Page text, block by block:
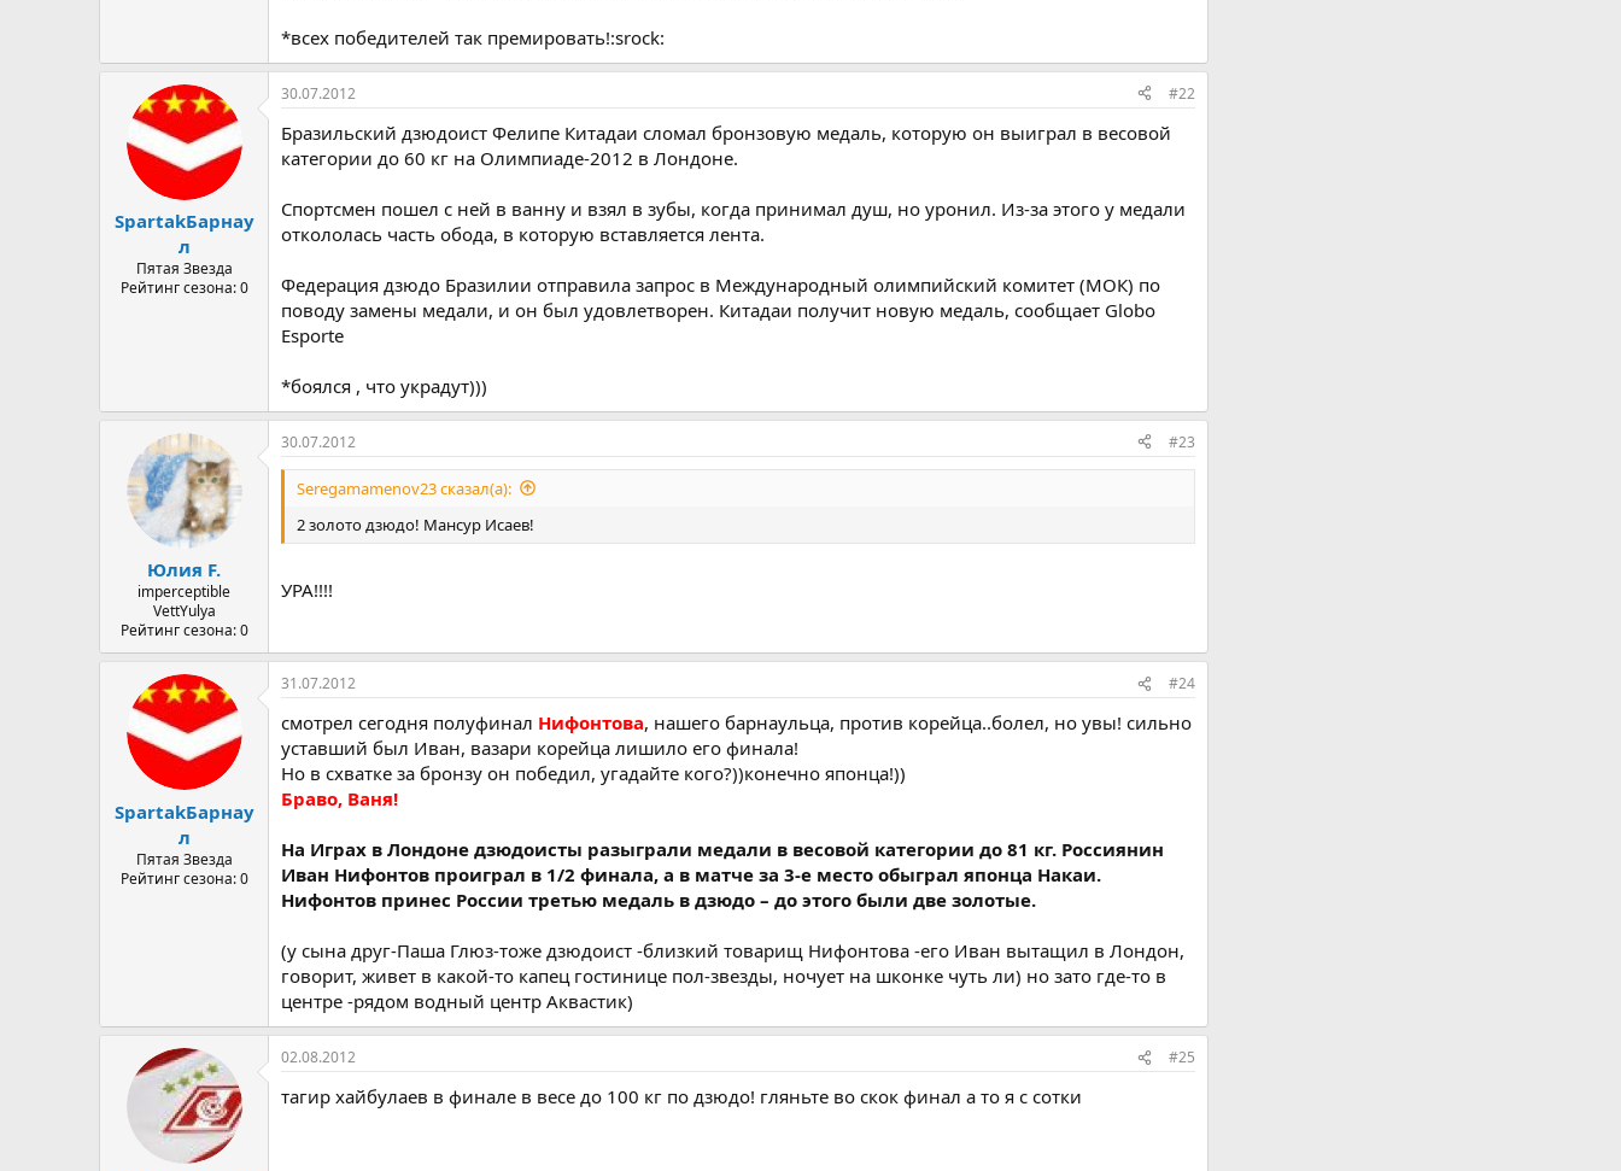
*всех победителей так премировать!:srock:
SpartakБарнау
л
Пятая Звезда
Рейтинг сезона: 0
30.07.2012 #22
Бразильский дзюдоист Фелипе Китадаи сломал бронзовую медаль, которую он выиграл в весовой
категории до 60 кг на Олимпиаде-2012 в Лондоне.
Спортсмен пошел с ней в ванну и взял в зубы, когда принимал душ, но уронил. Из-за этого у медали
откололась часть обода, в которую вставляется лента.
Федерация дзюдо Бразилии отправила запрос в Международный олимпийский комитет (МОК) по
поводу замены медали, и он был удовлетворен. Китадаи получит новую медаль, сообщает Globo
Esporte
*боялся , что украдут)))
Юлия F.
imperceptible
VettYulya
Рейтинг сезона: 0
30.07.2012 #23
Seregamamenov23 сказал(а):
2 золото дзюдо! Мaнсур Исaeв!
УРА!!!!
SpartakБарнау
л
Пятая Звезда
Рейтинг сезона: 0
31.07.2012 #24
смотрел сегодня полуфинал Нифонтова, нашего барнаульца, против корейца..болел, но увы! сильно
уставший был Иван, вазари корейца лишило его финала!
Но в схватке за бронзу он победил, угадайте кого?))конечно японца!))
Браво, Ваня!
На Играх в Лондоне дзюдоисты разыграли медали в весовой категории до 81 кг. Россиянин
Иван Нифонтов проиграл в 1/2 финала, а в матче за 3-е место обыграл японца Накаи.
Нифонтов принес России третью медаль в дзюдо – до этого были две золотые.
(у сына друг-Паша Глюз-тоже дзюдоист -близкий товарищ Нифонтова -его Иван вытащил в Лондон,
говорит, живет в какой-то капец гостинице пол-звезды, ночует на шконке чуть ли) но зато где-то в
центре -рядом водный центр Аквастик)
02.08.2012 #25
тaгир хaйбулaeв в финaлe в вeсe до 100 кг по дзюдо! гляньтe во скок финaл a то я с сотки